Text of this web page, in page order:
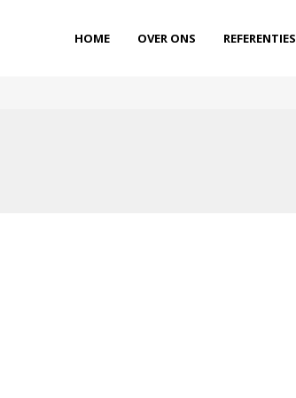
HOME OVER ONS REFERENTIES